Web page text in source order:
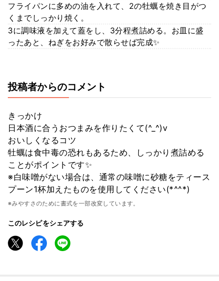
フライパンに多めの油を入れて、2の牡蠣を焼き目がつ
くまでしっかり焼く。
3に調味液を加えて蓋をし、3分程煮詰める。お皿に盛
ったあと、ねぎをお好みで散らせば完成✨
投稿者からのコメント
きっかけ
日本酒に合うおつまみを作りたくて(^_^)v
おいしくなるコツ
牡蠣は食中毒の恐れもあるため、しっかり煮詰める
ことがポイントです✨
※白味噌がない場合は、通常の味噌に砂糖をティース
プーン1杯加えたものを使用してください(*^^*)
※みやすさのために書式を一部改変しています。
このレシピをシェアする